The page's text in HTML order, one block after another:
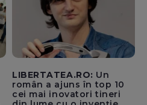
LIBERTATEA.RO: Un
român a ajuns în top 10
cei mai inovatori tineri